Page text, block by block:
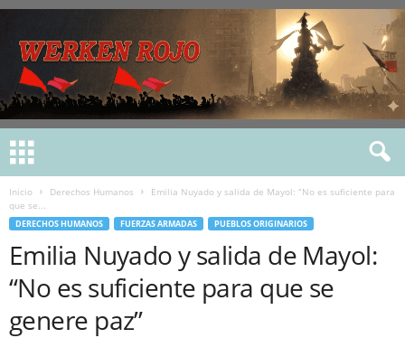
Inicio Derechos Humanos
Emilia Nuyado y salida de Mayol: “No es suficiente para
que se...
DERECHOS HUMANOS FUERZAS ARMADAS PUEBLOS ORIGINARIOS
Emilia Nuyado y salida de Mayol:
“No es suficiente para que se
genere paz”